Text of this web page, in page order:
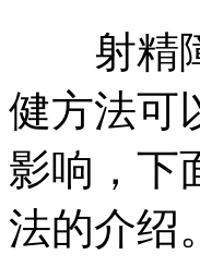
射精障
健方法可
影响，下
法的介绍。